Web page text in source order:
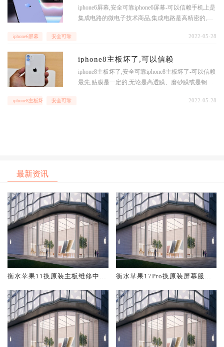
显示屏不可以应用了,假如
iphone6屏幕,安全可靠iphone6屏幕-可以信赖手机上是
集成电路的微电子技术商品,集成电路是高精密的,根
要明白每一个处理芯片、电子器件的特性,掌握
iphone6屏幕 安全可靠 2022-05-28
iphone8主板坏了,可以信赖
iphone8主板坏了,安全可靠iphone8主板坏了-可以信赖
最先,贴膜是一定的,无论是高透膜、磨砂膜或是钢化
刮痕,但是,就刮、划这种损害来讲,前二者的弊端便是
iphone8主板坏了 安全可靠 2022-05-28
最新资讯
衡水苹果11换原装主板维修中心
衡水苹果17Pro换原装屏幕服务